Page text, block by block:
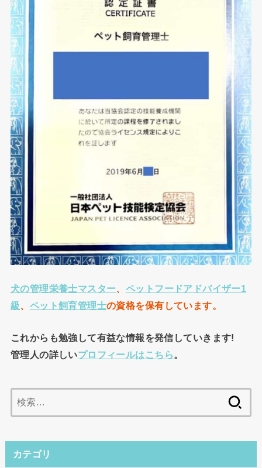
犬の管理栄養士マスター、 ペットフードアドバイザー1
級、 ペット飼育管理士の資格を保有しています。
これからも勉強して有益な情報を発信していきます!
管理人の詳しいプロフィールはこちら。
索:
カテゴリ